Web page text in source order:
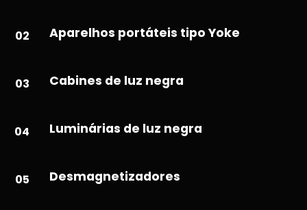
02 Aparelhos portáteis tipo Yoke
03 Cabines de luz negra
04 Luminárias de luz negra
05 Desmagnetizadores